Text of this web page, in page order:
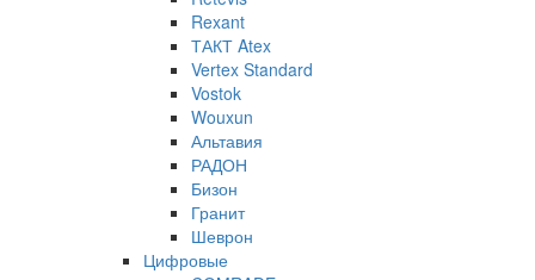
Rexant
ТАКТ Atex
Vertex Standard
Vostok
Wouxun
Альтавия
РАДОН
Бизон
Гранит
Шеврон
Цифровые